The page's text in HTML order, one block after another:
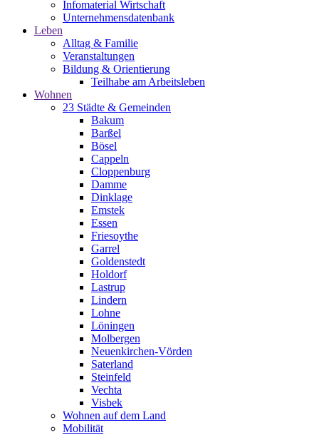
Infomaterial Wirtschaft
Unternehmensdatenbank
Leben
Alltag & Familie
Veranstaltungen
Bildung & Orientierung
Teilhabe am Arbeitsleben
Wohnen
23 Städte & Gemeinden
Bakum
Barßel
Bösel
Cappeln
Cloppenburg
Damme
Dinklage
Emstek
Essen
Friesoythe
Garrel
Goldenstedt
Holdorf
Lastrup
Lindern
Lohne
Löningen
Molbergen
Neuenkirchen-Vörden
Saterland
Steinfeld
Vechta
Visbek
Wohnen auf dem Land
Mobilität